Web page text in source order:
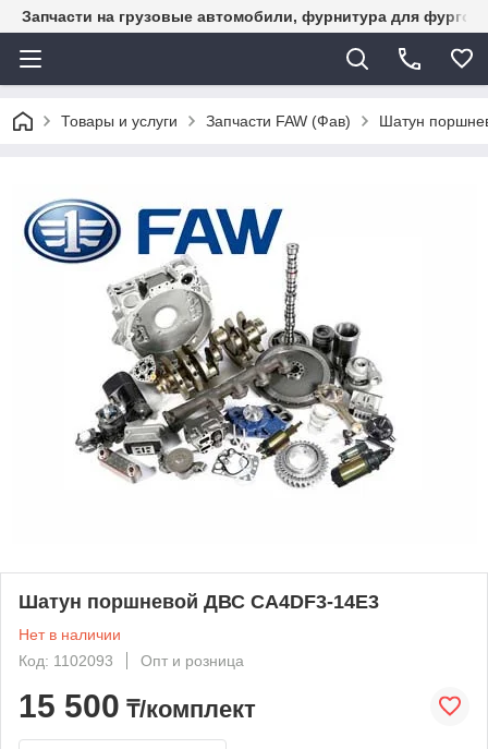
Запчасти на грузовые автомобили, фурнитура для
Товары и услуги Запчасти FAW (Фав) Шатун
Шатун поршневой ДВС CA4DF3-14E3
Нет в наличии
Код: 1102093
Опт и розница
15 500 ₸/комплект